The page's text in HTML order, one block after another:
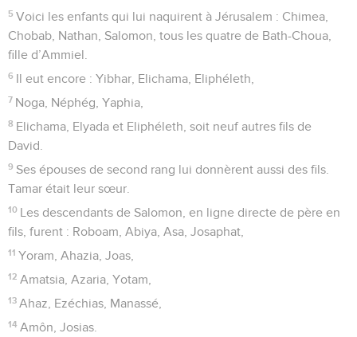
5 Voici les enfants qui lui naquirent à Jérusalem : Chimea,
Chobab, Nathan, Salomon, tous les quatre de Bath-Choua,
fille d’Ammiel.
6 Il eut encore : Yibhar, Elichama, Eliphéleth,
7 Noga, Néphég, Yaphia,
8 Elichama, Elyada et Eliphéleth, soit neuf autres fils de
David.
9 Ses épouses de second rang lui donnèrent aussi des fils.
Tamar était leur sœur.
10 Les descendants de Salomon, en ligne directe de père en
fils, furent : Roboam, Abiya, Asa, Josaphat,
11 Yoram, Ahazia, Joas,
12 Amatsia, Azaria, Yotam,
13 Ahaz, Ezéchias, Manassé,
14 Amôn, Josias.